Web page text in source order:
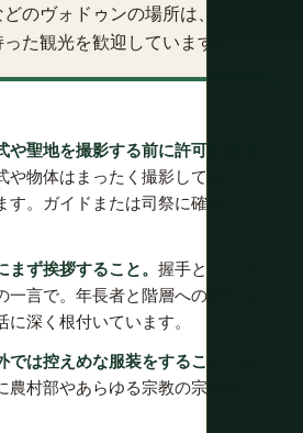
のヴォドゥンの場所は、侵入とし
た観光を歓迎しています。
や聖地を撮影する前に許可を得る
や物体はまったく撮影してはいけ
す。ガイドまたは司祭に確認して
ず挨拶すること。 握手と、でき
言で。年長者と階層への敬意は
深く根付いています。
では控えめな服装をすること。
農村部やあらゆる宗教の宗教的な